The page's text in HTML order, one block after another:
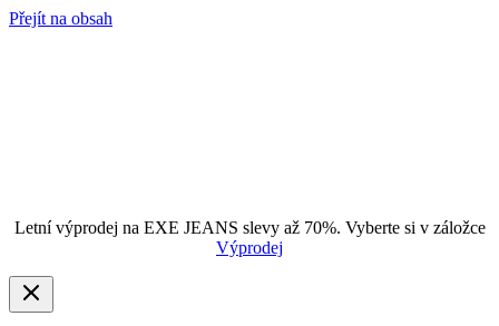
Přejít na obsah
Letní výprodej na EXE JEANS slevy až 70%. Vyberte si v záložce
Výprodej